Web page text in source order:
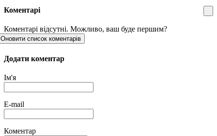
Коментарі
Коментарі відсутні. Можливо, ваш буде першим?
Оновити список коментарів
Додати коментар
Ім'я
E-mail
Коментар